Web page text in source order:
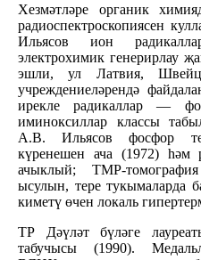
Хезмәтләре органик
радиоспектроскопиясен
Ильясов ион
электрохимик генерирлау
эшли, ул Латвия,
учреждениеләрендә
ирекле радикаллар —
иминоксиллар классы
А.В. Ильясов фосфор
күренешен ача (1972) һәм
ачыклый; ТМР-
ысулын, тере тукымаларда
киметү өчен локаль
ТР Дәүләт бүләге
табучысы (1990).